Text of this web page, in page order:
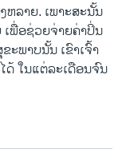
ລາຍ. ເພາະ​ສະ​ນັ້ນ
ພື່ອ​ຊ່ວຍ​ຈ່າຍ​ຄ່າ​ປິ່ນ​
ພ​າບ​ນັ້ນ ເຂົາ​ເຈົ້າ​
ດ້ ໃນ​ແຕ່​ລະ​ເດືອນຈົນ​